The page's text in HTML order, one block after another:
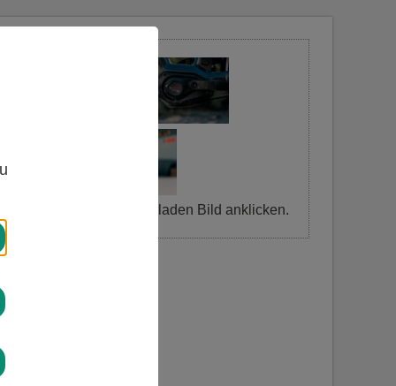
vergrößern oder herunterladen Bild anklicken.